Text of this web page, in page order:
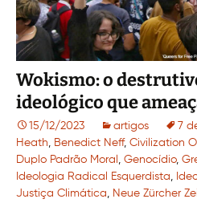
Wokismo: o
ideológico que
15/12/2023 artigos 7
Heath, Benedict Neff, Civilization
Duplo Padrão Moral , Genocídio,
Ideologia Radical Esquerdista,
Justiça Climática, Neue Zürcher